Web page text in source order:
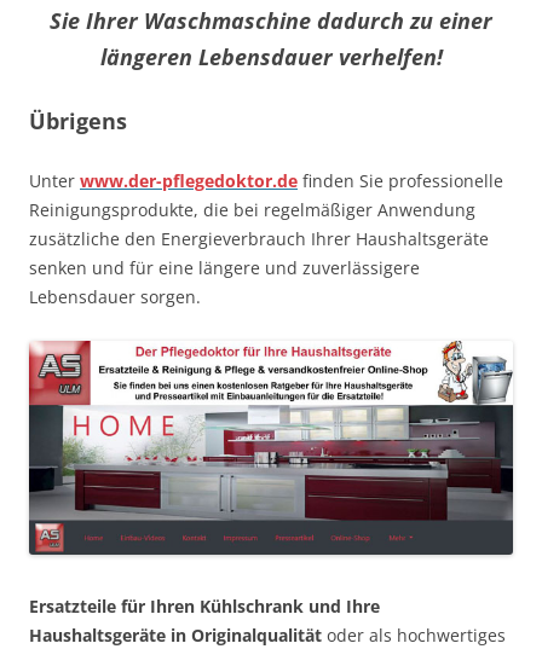
Sie Ihrer Waschmaschine dadurch zu einer
längeren Lebensdauer verhelfen!
Übrigens
Unter www.der-pflegedoktor.de finden Sie professionelle
Reinigungsprodukte, die bei regelmäßiger Anwendung
zusätzliche den Energieverbrauch Ihrer Haushaltsgeräte
senken und für eine längere und zuverlässigere
Lebensdauer sorgen.
Ersatzteile für Ihren Kühlschrank und Ihre
Haushaltsgeräte in Originalqualität oder als hochwertiges